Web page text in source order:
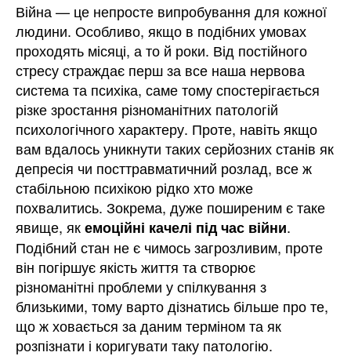
Війна — це непросте випробування для кожної
людини. Особливо, якщо в подібних умовах
проходять місяці, а то й роки. Від постійного
стресу страждає перш за все наша нервова
система та психіка, саме тому спостерігається
різке зростання різноманітних патологій
психологічного характеру. Проте, навіть якщо
вам вдалось уникнути таких серйозних станів як
депресія чи посттравматичний розлад, все ж
стабільною психікою рідко хто може
похвалитись. Зокрема, дуже поширеним є таке
явище, якемоційні качелі під час війни.
Подібний стан не є чимось загрозливим, проте
він погіршує якість життя та створює
різноманітні проблеми у спілкування з
близькими, тому варто дізнатись більше про те,
що ж ховається за даним терміном та як
розпізнати і коригувати таку патологію.